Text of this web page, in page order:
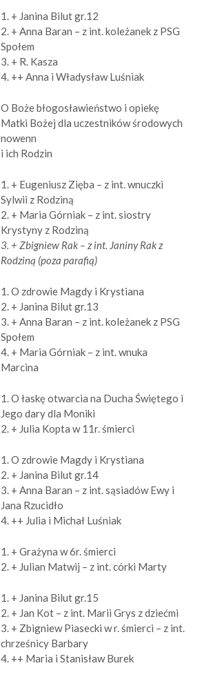
1. + Janina Bilut gr.12
2. + Anna Baran – z int. koleżanek z PSG
Społem
3. + R. Kasza
4. ++ Anna i Władysław Luśniak
O Boże błogosławieństwo i opiekę
Matki Bożej dla uczestników środowych
nowenn
i ich Rodzin
1. + Eugeniusz Zięba – z int. wnuczki
Sylwii z Rodziną
2. + Maria Górniak – z int. siostry
Krystyny z Rodziną
3. + Zbigniew Rak – z int. Janiny Rak z
Rodziną (poza parafią)
1. O zdrowie Magdy i Krystiana
2. + Janina Bilut gr.13
3. + Anna Baran – z int. koleżanek z PSG
Społem
4. + Maria Górniak – z int. wnuka
Marcina
1. O łaskę otwarcia na Ducha Świętego i
Jego dary dla Moniki
2. + Julia Kopta w 11r. śmierci
1. O zdrowie Magdy i Krystiana
2. + Janina Bilut gr.14
3. + Anna Baran – z int. sąsiadów Ewy i
Jana Rzucidło
4. ++ Julia i Michał Luśniak
1. + Grażyna w 6r. śmierci
2. + Julian Matwij – z int. córki Marty
1. + Janina Bilut gr.15
2. + Jan Kot – z int. Marii Grys z dziećmi
3. + Zbigniew Piasecki w r. śmierci – z int.
chrześnicy Barbary
4. ++ Maria i Stanisław Burek